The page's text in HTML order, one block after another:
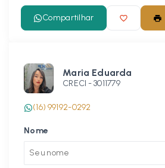
Compartilhar
Maria Eduarda
CRECI -3011779
(16) 99192-0292
Nome